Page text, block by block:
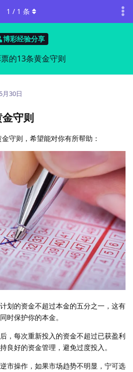
博彩经验分享
的13条黄金守则
1 / 1 条
月30日
守则
守则，希望能对你有所帮助：
计划的资金不超过本金的五分之一，这有
时保护你的本金。
后，每次重新投入的资金不超过已获盈利
良好的资金管理，避免过度投入。
逆市操作，如果市场趋势不明显，宁可选